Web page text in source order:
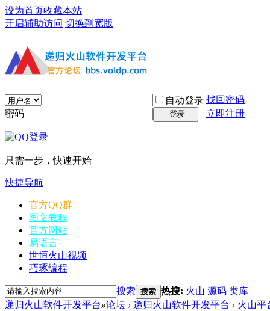
设为首页收藏本站
开启辅助访问 切换到宽版
自动登录 找回密码
密码
登录 立即注册
只需一步，快速开始
快捷导航
官方QQ群
图文教程
官方网站
易语言
世恒火山视频
巧琢编程
搜索 搜索 热搜: 火山 源码 类库
递归火山软件开发平台»论坛 › 递归火山软件开发平台 › 火山平